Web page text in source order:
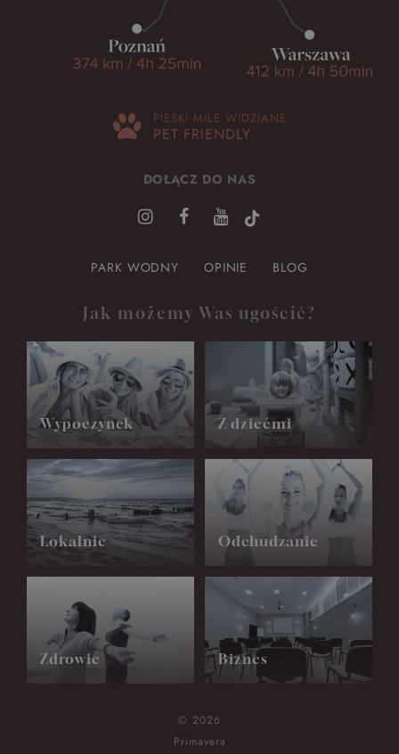
PIESKI MILE WIDZIANE
PET FRIENDLY
DOŁĄCZ DO NAS
PARK WODNY OPINIE BLOG
Jak możemy Was ugościć?
Wypoczynek Z dziećmi
Lokalnie Odchudzanie
Zdrowie Biznes
© 2026
Primavera